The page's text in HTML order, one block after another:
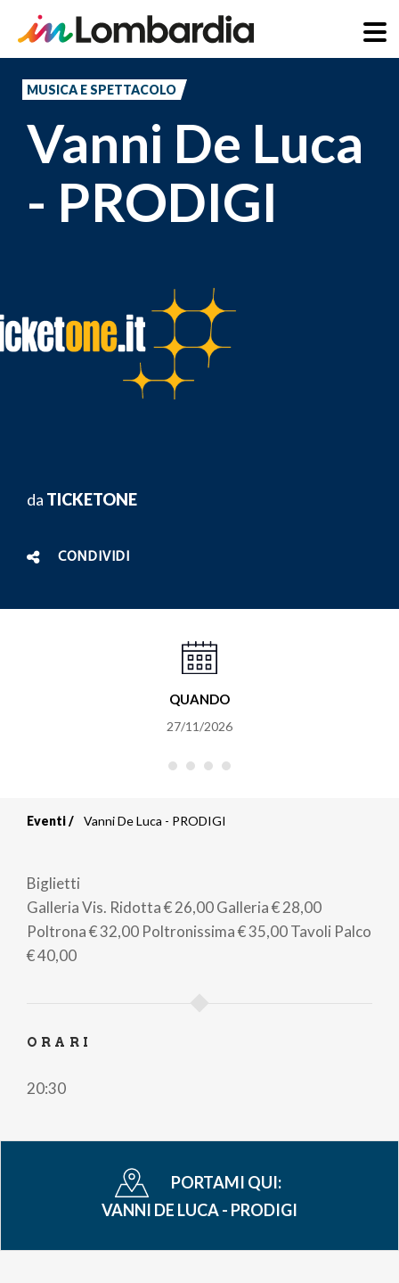
principale
MUSICA E SPETTACOLO
Vanni De Luca
- PRODIGI
da TICKETONE
CONDIVIDI
QUANDO
27/11/2026
di
pane
Eventi Vanni De Luca - PRODIGI
Biglietti
Galleria Vis. Ridotta€ 26,00Galleria€ 28,00
Poltrona€ 32,00 Poltronissima€ 35,00Tavoli Palco
€ 40,00
ORARI
20:30
PORTAMI QUI:
VANNI DE LUCA - PRODIGI